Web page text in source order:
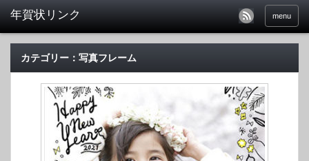
menu
カテゴリー：写真フレーム